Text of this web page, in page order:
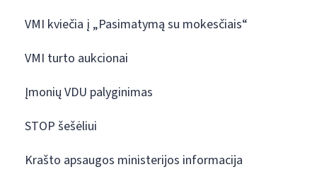
VMI kviečia į „Pasimatymą su mokesčiais“
VMI turto aukcionai
Įmonių VDU palyginimas
STOP šešėliui
Krašto apsaugos ministerijos informacija